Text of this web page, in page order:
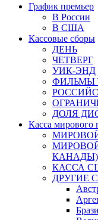
График премьер
В России
В США
Кассовые сборы
ДЕНЬ
ЧЕТВЕРГ
УИК-ЭНД
ФИЛЬМЫ
ДОЛЯ
Касса мирового
КАНАДЫ)
КАССА
ДРУГИЕ